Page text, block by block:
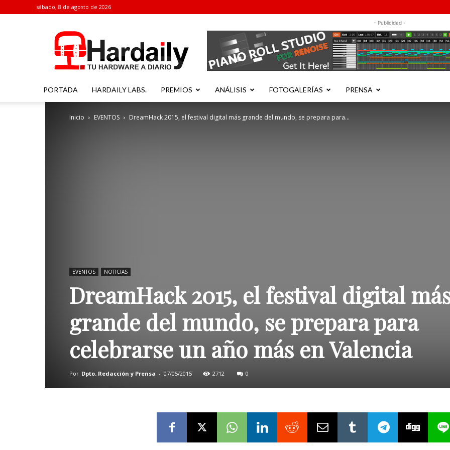
sábado, 8 de agosto de 2026
- Publicidad -
PORTADA HARDAILY LABS. PREMIOS ANÁLISIS FOTOGALERÍAS PRENSA
Inicio EVENTOS DreamHack 2015, el festival digital más grande del mundo, se prepara para...
EVENTOS NOTICIAS
DreamHack 2015, el festival digital
grande del mundo, se prepara para
celebrarse un año más en Valencia
Por Dpto. Redacción y Prensa - 07/05/2015 2712 0